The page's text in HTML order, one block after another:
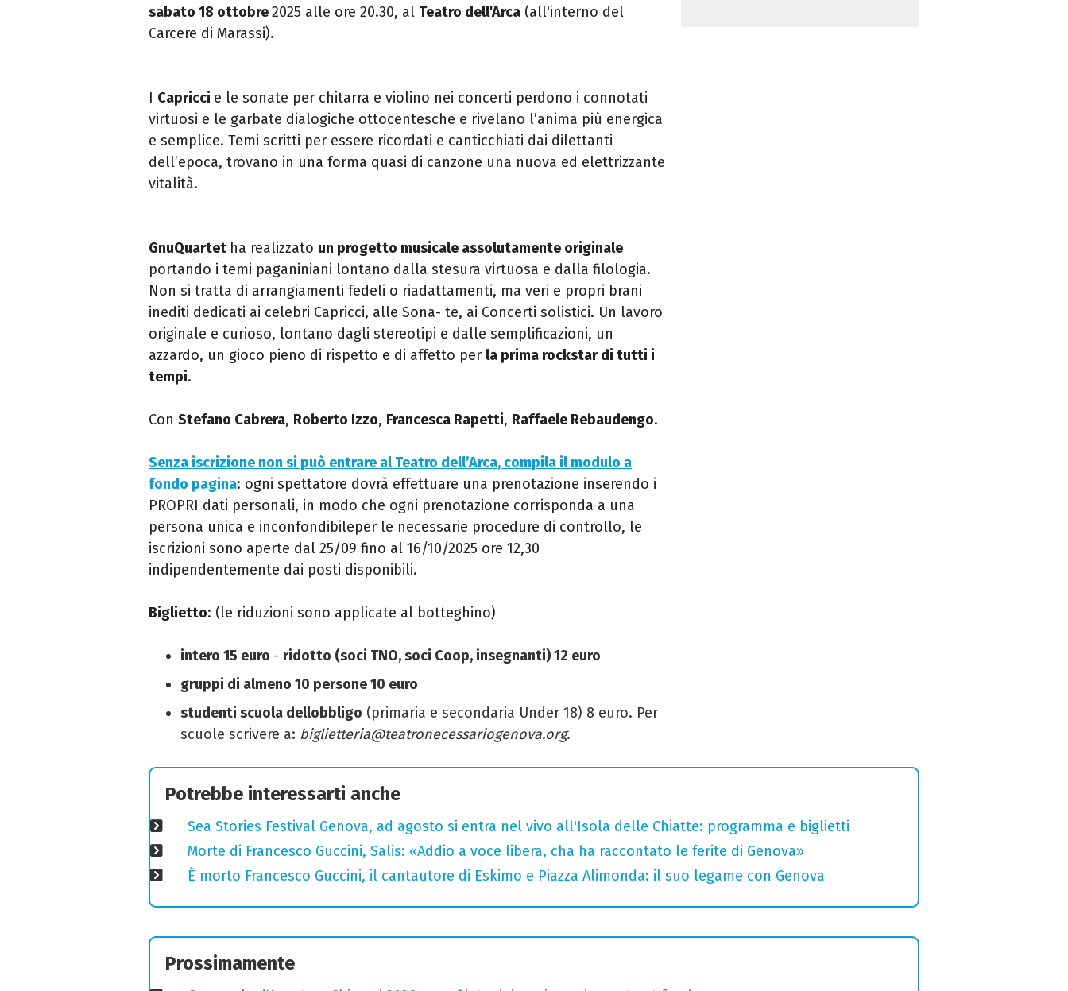
sabato 18 ottobre2025 alle ore 20.30, al Teatro dell'Arca (all'interno del
Carcere di Marassi).
I Capricci e le sonate per chitarra e violino nei concerti perdono i connotati
virtuosi e le garbate dialogiche ottocentesche e rivelano l’anima più energica
e semplice. Temi scritti per essere ricordati e canticchiati dai dilettanti
dell’epoca, trovano in una forma quasi di canzone una nuova ed elettrizzante
vitalità.
GnuQuartet ha realizzato un progetto musicale assolutamente originale
portando i temi paganiniani lontano dalla stesura virtuosa e dalla filologia.
Non si tratta di arrangiamenti fedeli o riadattamenti, ma veri e propri brani
inediti dedicati ai celebri Capricci, alle Sona- te, ai Concerti solistici. Un lavoro
originale e curioso, lontano dagli stereotipi e dalle semplificazioni, un
azzardo, un gioco pieno di rispetto e di affetto per la prima rockstar di tutti i
tempi.
Con Stefano Cabrera, Roberto Izzo, Francesca Rapetti, Raffaele Rebaudengo.
Senza iscrizione non si può entrare al Teatro dell’Arca, compila il modulo a
fondo pagina: ogni spettatore dovrà effettuare una prenotazione inserendo i
PROPRI dati personali, in modo che ogni prenotazione corrisponda a una
persona unica e inconfondibileper le necessarie procedure di controllo, le
iscrizioni sono aperte dal 25/09 fino al 16/10/2025 ore 12,30
indipendentemente dai posti disponibili.
Biglietto: (le riduzioni sono applicate al botteghino)
intero 15 euro - ridotto (soci TNO, soci Coop, insegnanti) 12 euro
gruppi di almeno 10 persone 10 euro
studenti scuola dellobbligo (primaria e secondaria Under 18) 8 euro. Per
scuole scrivere a: biglietteria@teatronecessariogenova.org.
Potrebbe interessarti anche
Sea Stories Festival Genova, ad agosto si entra nel vivo all'Isola delle Chiatte: programma e biglietti
Morte di Francesco Guccini, Salis: «Addio a voce libera, cha ha raccontato le ferite di Genova»
È morto Francesco Guccini, il cantautore di Eskimo e Piazza Alimonda: il suo legame con Genova
Prossimamente